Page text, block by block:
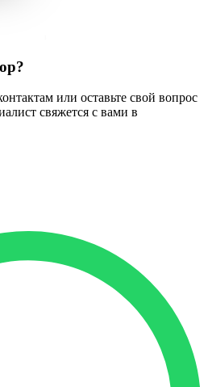
или оставьте свой вопрос
свяжется с вами в